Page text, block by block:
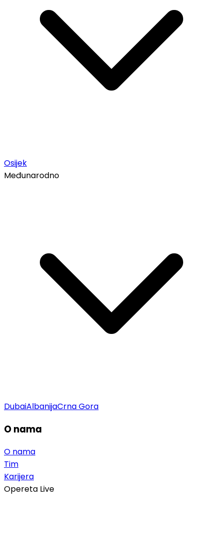
Osijek
Međunarodno
DubaiAlbanijaCrna Gora
O nama
O nama
Tim
Karijera
Opereta Live